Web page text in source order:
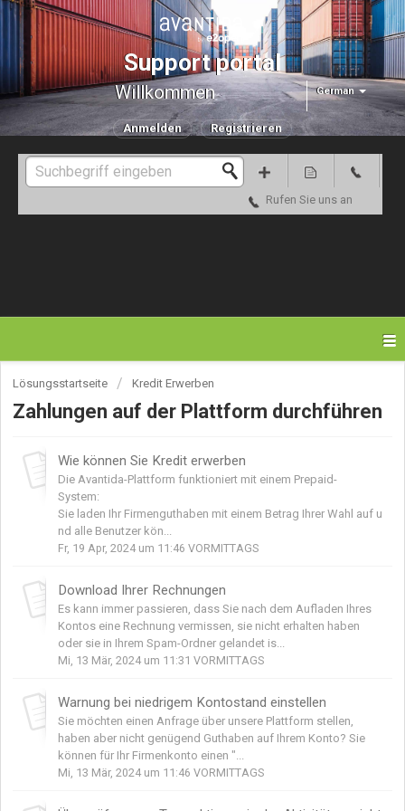
Support portal
German
Willkommen
Anmelden Registrieren
Rufen Sie uns an
Lösungsstartseite Kredit Erwerben
Zahlungen auf der Plattform durchführen
Wie können Sie Kredit erwerben
Die Avantida-Plattform funktioniert mit einem Prepaid-
System:
Sie laden Ihr Firmenguthaben mit einem Betrag Ihrer Wahl auf u
nd alle Benutzer kön...
Fr, 19 Apr, 2024 um 11:46 VORMITTAGS
Download Ihrer Rechnungen
Es kann immer passieren, dass Sie nach dem Aufladen Ihres
Kontos eine Rechnung vermissen, sie nicht erhalten haben
oder sie in Ihrem Spam-Ordner gelandet is...
Mi, 13 Mär, 2024 um 11:31 VORMITTAGS
Warnung bei niedrigem Kontostand einstellen
Sie möchten einen Anfrage über unsere Plattform stellen,
haben aber nicht genügend Guthaben auf Ihrem Konto? Sie
können für Ihr Firmenkonto einen "...
Mi, 13 Mär, 2024 um 11:46 VORMITTAGS